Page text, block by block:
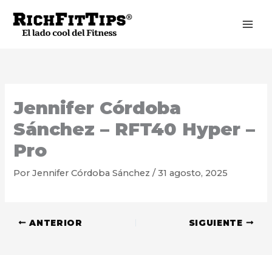
contenido
Jennifer Córdoba
Sánchez – RFT40 Hyper –
Pro
PorJennifer Córdoba Sánchez/31 agosto, 2025
ANTERIOR SIGUIENTE